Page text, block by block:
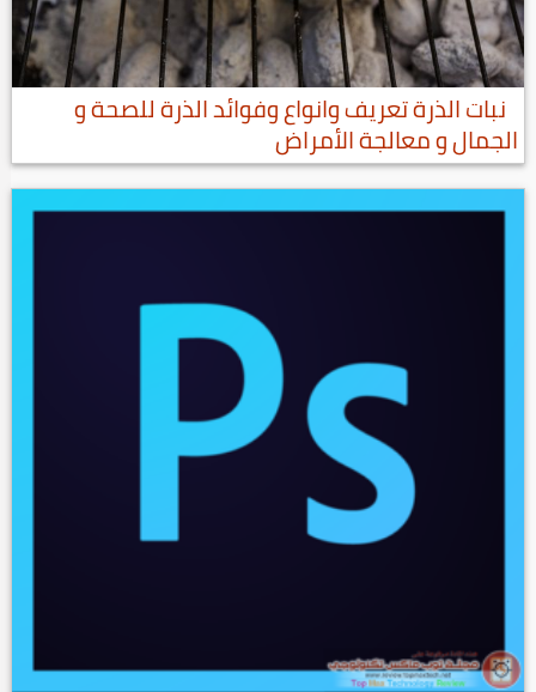
نبات الذرة تعريف وانواع وفوائد الذرة للصحة و
الجمال و معالجة الأمراض